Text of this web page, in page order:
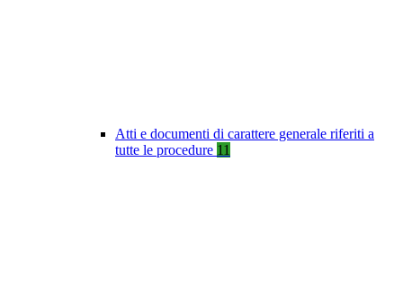
Atti e documenti di carattere generale riferiti a
tutte le procedure 11